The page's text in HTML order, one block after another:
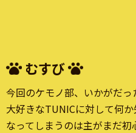
むすび
今回のケモノ部、いかがだっ
大好きなTUNICに対して何
なってしまうのは主がまだ初